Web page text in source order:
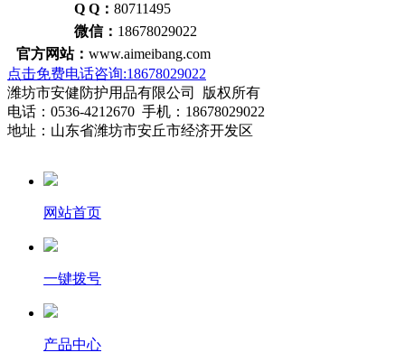
Q Q： 80711495
微信： 18678029022
官方网站： www.aimeibang.com
点击免费电话咨询:18678029022
潍坊市安健防护用品有限公司 版权所有
电话：0536-4212670 手机：18678029022
地址：山东省潍坊市安丘市经济开发区
网站首页
一键拨号
产品中心